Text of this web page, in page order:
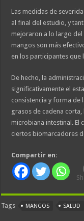
Las medidas de
al final del estudio, y
mejoraron a lo largo del
mangos son más
en los participantes que
De hecho, la
significativamente el
consistencia y forma de
grasos de cadena
microbiana intestinal. El
ciertos biomarcadores
Compartir en:
Tags MANGOS SALUD